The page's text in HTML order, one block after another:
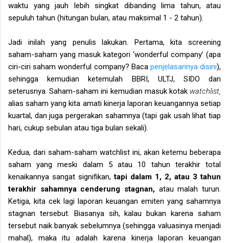
waktu yang jauh lebih singkat dibanding lima tahun, atau
sepuluh tahun (hitungan bulan, atau maksimal 1 - 2 tahun).
Jadi inilah yang penulis lakukan. Pertama, kita screening
saham-saham yang masuk kategori ‘wonderful company’ (apa
ciri-ciri saham wonderful company? Baca penjelasannya disini),
sehingga kemudian ketemulah BBRI, ULTJ, SIDO dan
seterusnya. Saham-saham ini kemudian masuk kotak watchlist,
alias saham yang kita amati kinerja laporan keuangannya setiap
kuartal, dan juga pergerakan sahamnya (tapi gak usah lihat tiap
hari, cukup sebulan atau tiga bulan sekali).
Kedua, dari saham-saham watchlist ini, akan ketemu beberapa
saham yang meski dalam 5 atau 10 tahun terakhir total
kenaikannya sangat signifikan,tapi dalam 1, 2, atau 3 tahun
terakhir sahamnya cenderung stagnan, atau malah turun.
Ketiga, kita cek lagi laporan keuangan emiten yang sahamnya
stagnan tersebut. Biasanya sih, kalau bukan karena saham
tersebut naik banyak sebelumnya (sehingga valuasinya menjadi
mahal), maka itu adalah karena kinerja laporan keuangan